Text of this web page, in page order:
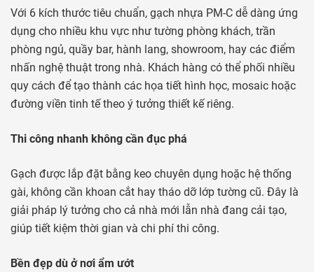
Với 6 kích thước tiêu chuẩn, gạch nhựa PM-C dễ dàng ứng
dụng cho nhiều khu vực như tường phòng khách, trần
phòng ngủ, quầy bar, hành lang, showroom, hay các điểm
nhấn nghệ thuật trong nhà. Khách hàng có thể phối nhiều
quy cách để tạo thành các họa tiết hình học, mosaic hoặc
đường viền tinh tế theo ý tưởng thiết kế riêng.
Thi công nhanh không cần đục phá
Gạch được lắp đặt bằng keo chuyên dụng hoặc hệ thống
gài, không cần khoan cắt hay tháo dỡ lớp tường cũ. Đây là
giải pháp lý tưởng cho cả nhà mới lẫn nhà đang cải tạo,
giúp tiết kiệm thời gian và chi phí thi công.
Bền đẹp dù ở nơi ẩm ướt